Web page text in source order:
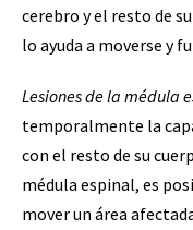
cerebro y el resto de
lo ayuda a moverse y
Lesiones de la médula
temporalmente la
con el resto de su
médula espinal, es
mover un área